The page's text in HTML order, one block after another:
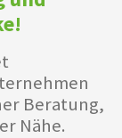
Beratung,
Nähe.